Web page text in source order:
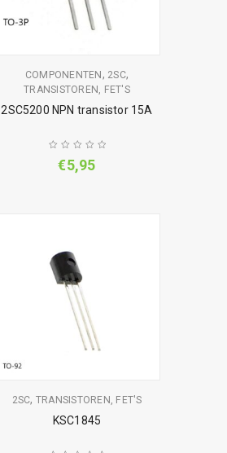
COMPONENTEN , 2SC,
TRANSISTOREN, FET'S
2SC5200 NPN transistor 15A
€5,95
2SC, TRANSISTOREN, FET'S
KSC1845